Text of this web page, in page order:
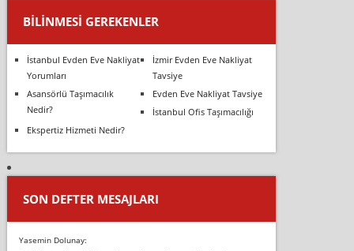
BILINMESI GEREKENLER
İstanbul Evden Eve Nakliyat
Yorumları
İzmir Evden Eve Nakliyat
Tavsiye
Asansörlü Taşımacılık
Nedir?
Evden Eve Nakliyat Tavsiye
İstanbul Ofis Taşımacılığı
Ekspertiz Hizmeti Nedir?
SON DEFTER MESAJLARI
Yasemin Dolunay: